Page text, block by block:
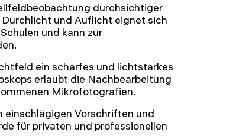
durchsichtiger
und Auflicht eignet sich
und kann zur
ein scharfes und lichtstarkes
erlaubt die Nachbearbeitung
Mikrofotografien.
einschlägigen Vorschriften und
für privaten und professionellen